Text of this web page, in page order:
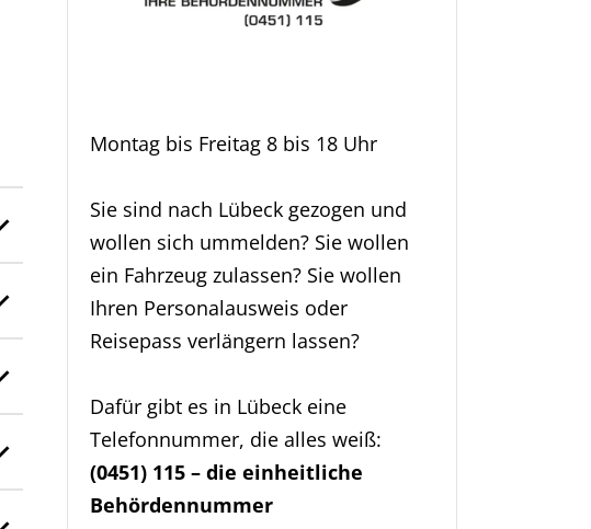
Montag bis Freitag 8 bis 18 Uhr
Sie sind nach Lübeck gezogen und
wollen sich ummelden? Sie wollen
ein Fahrzeug zulassen? Sie wollen
Ihren Personalausweis oder
Reisepass verlängern lassen?
Dafür gibt es in Lübeck eine
Telefonnummer, die alles weiß:
(0451) 115 – die einheitliche
Behördennummer